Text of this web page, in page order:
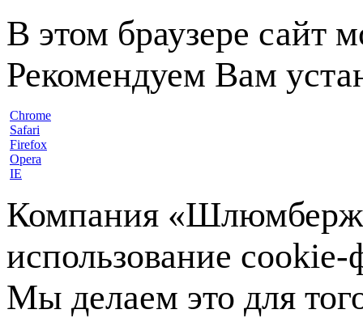
В этом браузере сайт
Рекомендуем Вам
Chrome
Safari
Firefox
Opera
IE
Компания
использование
Мы делаем это для